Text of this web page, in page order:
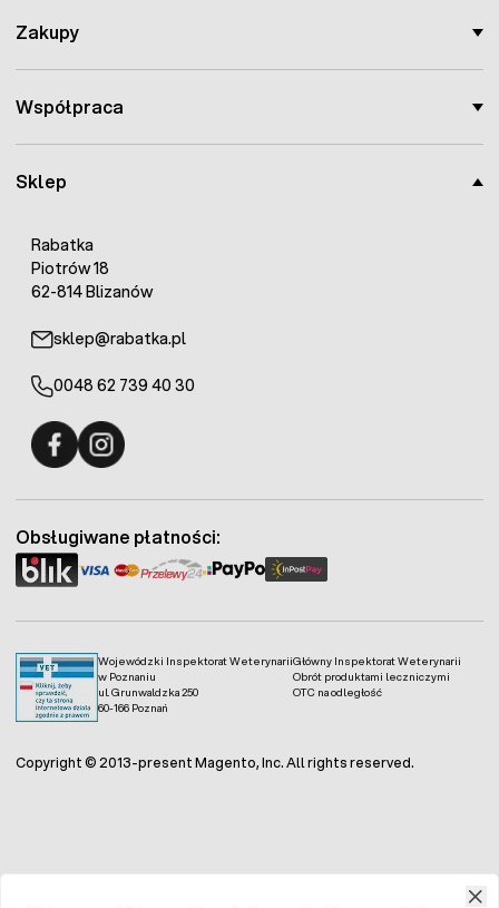
Sklep
Rabatka
Piotrów 18
62-814 Blizanów
sklep@rabatka.pl
0048 62 739 40 30
Zakupy
Współpraca
Wojewódzki Inspektorat Weterynarii
w Poznaniu
ul. Grunwaldzka 250
60-166 Poznań
Główny Inspektorat Weterynarii
Obrót produktami leczniczymi
OTC na odległość
Obsługiwane płatności:
Copyright © 2013-present Magento, Inc. All rights reserved.